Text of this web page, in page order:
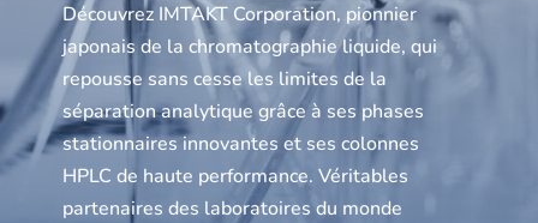
Découvrez IMTAKT Corporation, pionnier
japonais de la chromatographie liquide, qui
repousse sans cesse les limites de la
séparation analytique grâce à ses phases
stationnaires innovantes et ses colonnes
HPLC de haute performance. Véritables
partenaires des laboratoires du monde